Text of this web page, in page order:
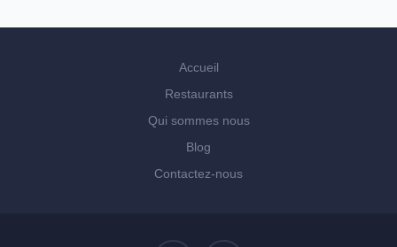
Accueil
Restaurants
Qui sommes nous
Blog
Contactez-nous